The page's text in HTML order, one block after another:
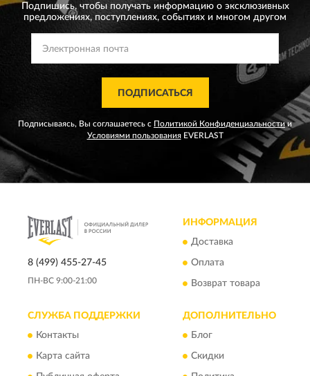
Подпишись, чтобы получать информацию о эксклюзивных
предложениях, поступлениях, событиях и многом другом
ПОДПИСАТЬСЯ
Подписываясь, Вы соглашаетесь с Политикой Конфиденциальности и
Условиями пользованияEVERLAST
8 (499) 455-27-45
ПН-ВС 9:00-21:00
ИНФОРМАЦИЯ
Доставка
Оплата
Возврат товара
СЛУЖБА ПОДДЕРЖКИ
Контакты
Карта сайта
ДОПОЛНИТЕЛЬНО
Блог
Скидки